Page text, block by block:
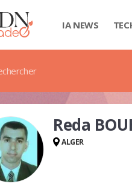
IA NEWS
Reda
ALGER